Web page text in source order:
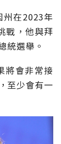
在2023年
戰，他與拜
統選舉。
將會非常接
至少會有一